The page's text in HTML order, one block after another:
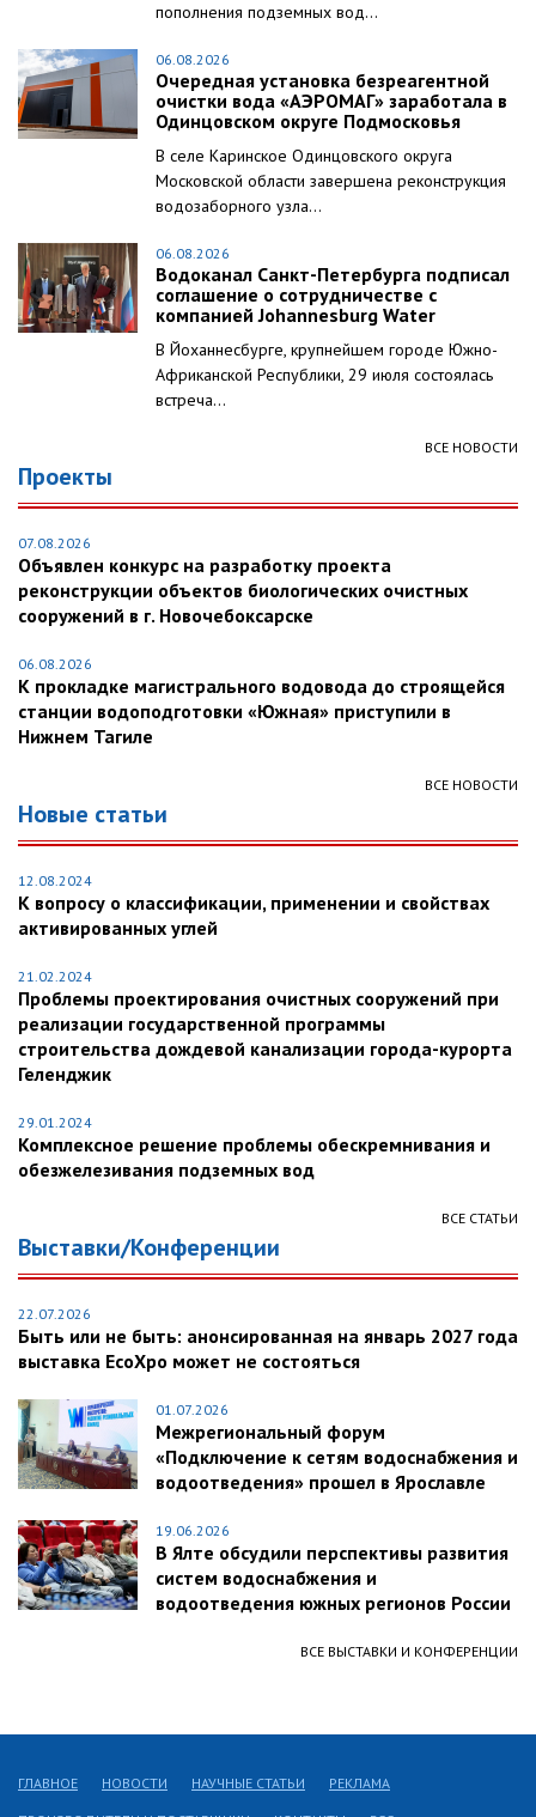
пополнения подземных вод...
06.08.2026
Очередная установка безреагентной
очистки вода «АЭРОМАГ» заработала в
Одинцовском округе Подмосковья
В селе Каринское Одинцовского округа
Московской области завершена реконструкция
водозаборного узла...
06.08.2026
Водоканал Санкт-Петербурга подписал
соглашение о сотрудничестве с
компанией Johannesburg Water
В Йоханнесбурге, крупнейшем городе Южно-
Африканской Республики, 29 июля состоялась
встреча...
ВСЕ НОВОСТИ
Проекты
07.08.2026
Объявлен конкурс на разработку проекта
реконструкции объектов биологических очистных
сооружений в г. Новочебоксарске
06.08.2026
К прокладке магистрального водовода до строящейся
станции водоподготовки «Южная» приступили в
Нижнем Тагиле
ВСЕ НОВОСТИ
Новые статьи
12.08.2024
К вопросу о классификации, применении и свойствах
активированных углей
21.02.2024
Проблемы проектирования очистных сооружений при
реализации государственной программы
строительства дождевой канализации города-курорта
Геленджик
29.01.2024
Комплексное решение проблемы обескремнивания и
обезжелезивания подземных вод
ВСЕ СТАТЬИ
Выставки/Конференции
22.07.2026
Быть или не быть: анонсированная на январь 2027 года
выставка EcoXpo может не состояться
01.07.2026
Межрегиональный форум
«Подключение к сетям водоснабжения и
водоотведения» прошел в Ярославле
19.06.2026
В Ялте обсудили перспективы развития
систем водоснабжения и
водоотведения южных регионов России
ВСЕ ВЫСТАВКИ И КОНФЕРЕНЦИИ
ГЛАВНОЕ НОВОСТИ НАУЧНЫЕ СТАТЬИ РЕКЛАМА